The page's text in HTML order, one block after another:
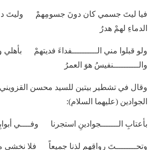
فيا ليتَ جسمي كان دونَ جسومِهمْ وليتَ
الدماءِ لهمْ هدرُ
ولو قبلوا مني الــــــــــفداءَ فديتهمْ بأهلي
والــــــــــنفيسُ هوَ العمرُ
وقال في تشطير بيتين للسيد محسن القزويني
الجوادين (عليهما السلام):
بأعتابِ الـــــــجوادينِ استجرنا وفــــي
وتحــــــــتَ رواقِهم لذنا جميعاً فلا نخشى